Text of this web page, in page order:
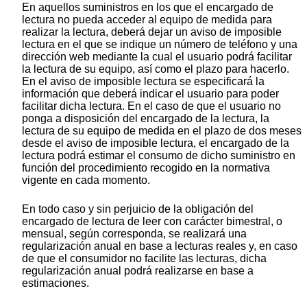
En aquellos suministros en los que el encargado de
lectura no pueda acceder al equipo de medida para
realizar la lectura, deberá dejar un aviso de imposible
lectura en el que se indique un número de teléfono y una
dirección web mediante la cual el usuario podrá facilitar
la lectura de su equipo, así como el plazo para hacerlo.
En el aviso de imposible lectura se especificará la
información que deberá indicar el usuario para poder
facilitar dicha lectura. En el caso de que el usuario no
ponga a disposición del encargado de la lectura, la
lectura de su equipo de medida en el plazo de dos meses
desde el aviso de imposible lectura, el encargado de la
lectura podrá estimar el consumo de dicho suministro en
función del procedimiento recogido en la normativa
vigente en cada momento.
En todo caso y sin perjuicio de la obligación del
encargado de lectura de leer con carácter bimestral, o
mensual, según corresponda, se realizará una
regularización anual en base a lecturas reales y, en caso
de que el consumidor no facilite las lecturas, dicha
regularización anual podrá realizarse en base a
estimaciones.